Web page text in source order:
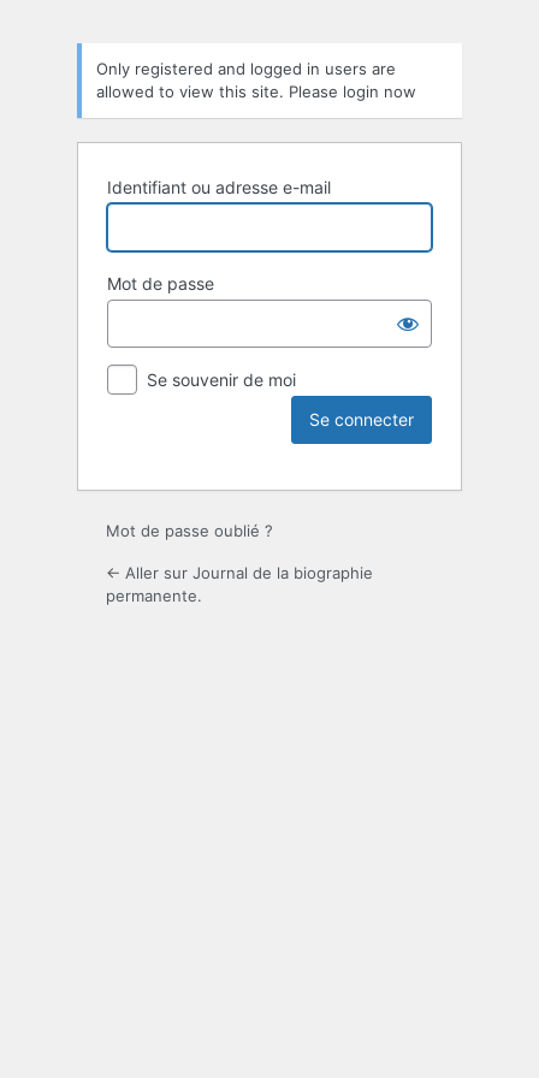
Only registered and logged in users are
allowed to view this site. Please login now
Identifiant ou adresse e-mail
Mot de passe
Se souvenir de moi
Mot de passe oublié ?
← Aller sur Journal de la biographie
permanente.